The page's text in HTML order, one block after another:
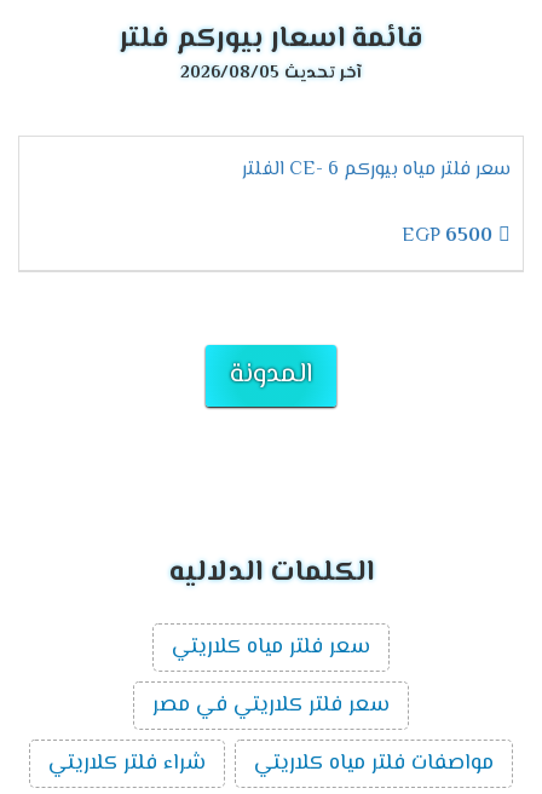
قائمة اسعار بيوركم فلتر
آخر تحديث 2026/08/05
سعر فلتر مياه بيوركم 6 -CE الفلتر
6500
المدونة
الكلمات الدلاليه
سعر فلتر مياه كلاريتي
سعر فلتر كلاريتي في مصر
مواصفات فلتر مياه كلاريتي
شراء فلتر كلاريتي